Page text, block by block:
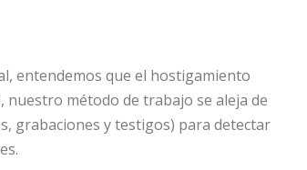
entendemos que el hostigamiento
método de trabajo se aleja de
grabaciones y testigos) para detectar